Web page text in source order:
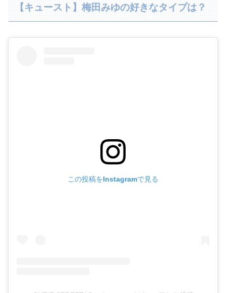
【キュースト】梅田みゆの好きなタイプは？
この投稿をInstagramで見る